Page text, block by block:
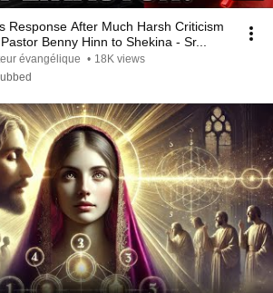
Response After Much Harsh Criticism
Benny Hinn to Shekina - Sr...
évangélique • 18K views